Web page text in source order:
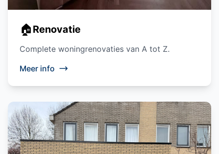
🏠 Renovatie
Complete woningrenovaties van A tot Z.
Meer info